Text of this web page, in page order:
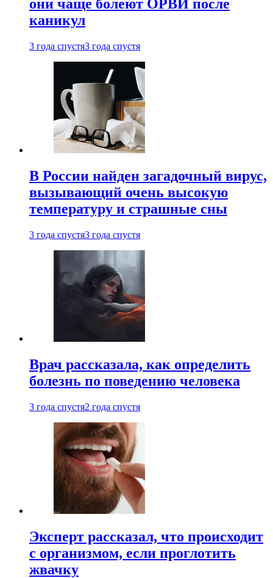
они чаще болеют ОРВИ после
каникул
3 года спустя3 года спустя
В России найден загадочный вирус,
вызывающий очень высокую
температуру и страшные сны
3 года спустя3 года спустя
Врач рассказала, как определить
болезнь по поведению человека
3 года спустя2 года спустя
Эксперт рассказал, что происходит
с организмом, если проглотить
жвачку